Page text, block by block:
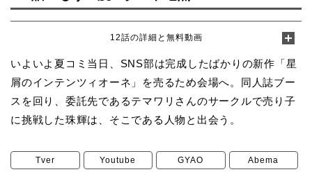
12話の詳細と無料動画
いよいよ夏コミ当日、SNS部は完成したばかりの新作「星
屑のインテンツィオーネ」を売るため会場へ。同人誌ブー
スを回り、委託先であるテマワリさんのサークルで売り子
に挑戦した珠輝は、そこである人物と出会う。
Tver Youtube GYAO Abema